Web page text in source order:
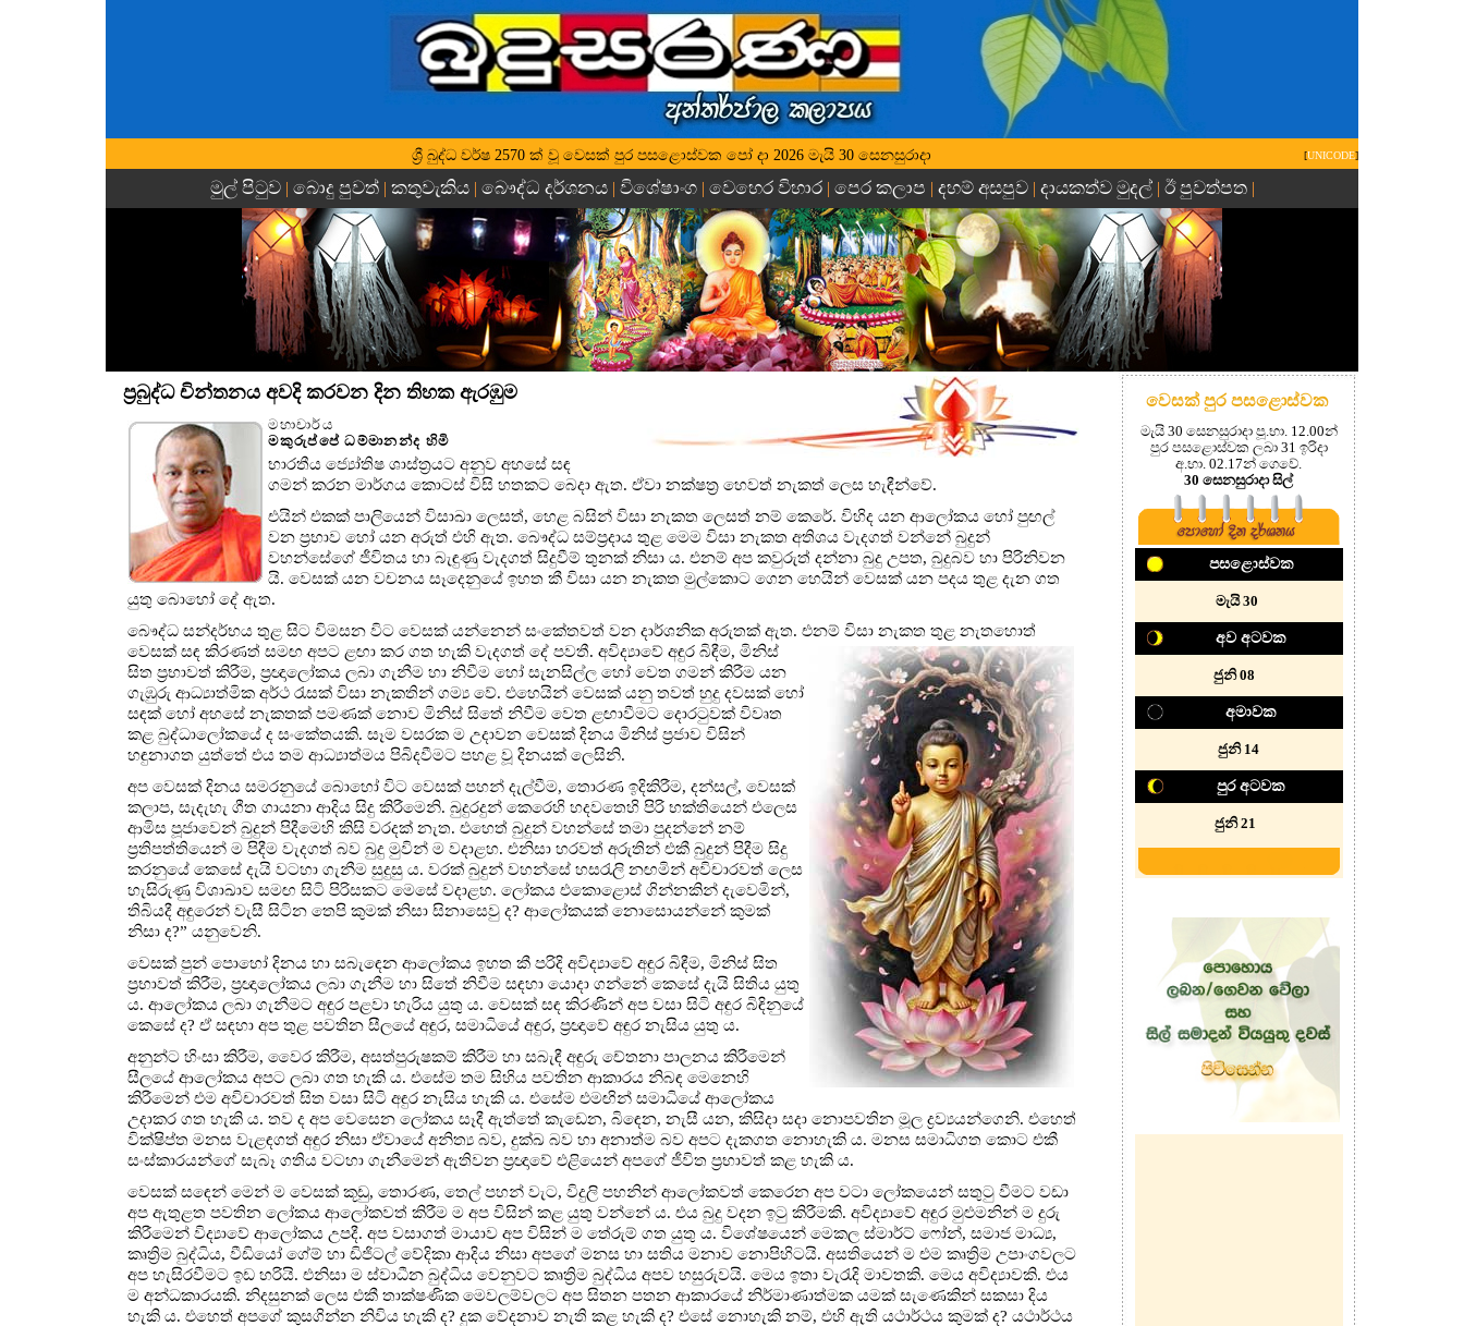
ශ්‍රී බුද්ධ වර්ෂ 2570 ක් වූ වෙසක් පුර පසළොස්වක පෝ දා 2026 මැයි 30 සෙනසුරාදා [UNICODE]
මුල් පිටුව | බොදු පුවත්| කතුවැකිය| බෞද්ධ දර්ශනය| විශේෂාංග| වෙහෙර විහාර| පෙර කලාප | දහම් අසපුව| දායකත්ව මුදල්| ඊ පුවත්පත|
ප්‍රබුද්ධ චින්තනය අවදි කරවන දින තිහක ඇරඹුම
මහාචාර්ය
මකුරුප්පේ ධම්මානන්ද හිමි
භාරතීය ජ්‍යෝතිෂ ශාස්ත්‍රයට අනුව අහසේ සඳ
ගමන් කරන මාර්ගය කොටස් විසි හතකට බෙදා ඇත. ඒවා නක්ෂත්‍ර හෙවත් නැකත් ලෙස හැඳීන්වේ.
එයින් එකක් පාලියෙන් විසාඛා ලෙසත්, හෙළ බසින් විසා නැකත ලෙසත් නම් කෙරේ. විහිද යන ආලෝකය හෝ පුඟල්
වන ප්‍රභාව හෝ යන අරුත් එහි ඇත. බෞද්ධ සම්ප්‍රදාය තුළ මෙම විසා නැකත අතිශය වැදගත් වන්නේ බුදුන්
වහන්සේගේ ජීවිතය හා බැඳුණු වැදගත් සිදුවීම් තුනක් නිසා ය. එනම් අප කවුරුත් දන්නා බුදු උපත, බුදුබව හා පිරිනිවන
යි. වෙසක් යන වචනය සෑදෙනුයේ ඉහත කී විසා යන නැකත මුල්කොට ගෙන හෙයින් වෙසක් යන පදය තුළ දැන ගත
යුතු බොහෝ දේ ඇත.
බෞද්ධ සන්දර්භය තුළ සිට විමසන විට වෙසක් යන්නෙන් සංකේතවත් වන දාර්ශනික අරුතක් ඇත. එනම් විසා නැකත තුළ නැතහොත්
වෙසක් සඳ කිරණත් සමඟ අපට ළඟා කර ගත හැකි වැදගත් දේ පවතී. අවිද්‍යාවේ අඳුර බිඳීම, මිනිස්
සිත ප්‍රභාවත් කිරීම, ප්‍රඥාලෝකය ලබා ගැනීම හා නිවීම හෝ සැනසිල්ල හෝ වෙත ගමන් කිරීම යන
ගැඹුරු ආධ්‍යාත්මික අර්ථ රැසක් විසා නැකතින් ගම්‍ය වේ. එහෙයින් වෙසක් යනු තවත් හුදු දවසක් හෝ
සඳක් හෝ අහසේ නැකතක් පමණක් නොව මිනිස් සිතේ නිවීම වෙත ළඟාවීමට දොරටුවක් විවෘත
කළ බුද්ධාලෝකයේ ද සංකේතයකි. සෑම වසරක ම උදාවන වෙසක් දිනය මිනිස් ප්‍රජාව විසින්
හඳුනාගත යුත්තේ එය තම ආධ්‍යාත්මය පිබිදවීමට පහළ වූ දිනයක් ලෙසිනි.
අප වෙසක් දිනය සමරනුයේ බොහෝ විට වෙසක් පහන් දැල්වීම, තොරණ ඉදිකිරීම, දන්සල්, වෙසක්
කලාප, සැදැහැ ගීත ගායනා ආදිය සිදු කිරීමෙනි. බුදුරදුන් කෙරෙහි හදවතෙහි පිරි භක්තියෙන් එලෙස
ආමිස පූජාවෙන් බුදුන් පිදීමෙහි කිසි වරදක් නැත. එහෙත් බුදුන් වහන්සේ තමා පුදන්නේ නම්
ප්‍රතිපත්තියෙන් ම පිදීම වැදගත් බව බුදු මුවින් ම වදාළහ. එනිසා හරවත් අරුතින් එකී බුදුන් පිදීම සිදු
කරනුයේ කෙසේ දැයි වටහා ගැනීම සුදුසු ය. වරක් බුදුන් වහන්සේ හසරැලි නඟමින් අවිචාරවත් ලෙස
හැසිරුණු විශාඛාව සමඟ සිටි පිරිසකට මෙසේ වදාළහ. ලෝකය එකොළොස් ගින්නකින් දැවෙමින්,
තිබියදී අඳුරෙන් වැසී සිටින තෙපි කුමක් නිසා සිනාසෙවු ද? ආලෝකයක් නොසොයන්නේ කුමක්
නිසා ද?” යනුවෙනි.
වෙසක් පුන් පොහෝ දිනය හා සබැඳෙන ආලෝකය ඉහත කී පරිදි අවිද්‍යාවේ අඳුර බිඳීම, මිනිස් සිත
ප්‍රභාවත් කිරීම, ප්‍රඥාලෝකය ලබා ගැනීම හා සිතේ නිවීම සඳහා යොදා ගන්නේ කෙසේ දැයි සිතිය යුතු
ය. ආලෝකය ලබා ගැනීමට අඳුර පළවා හැරිය යුතු ය. වෙසක් සඳ කිරණින් අප වසා සිටි අඳුර බිඳිනුයේ
කෙසේ ද? ඒ සඳහා අප තුළ පවතින සීලයේ අඳුර, සමාධියේ අඳුර, ප්‍රඥාවේ අඳුර නැසිය යුතු ය.
අනුන්ට හිංසා කිරීම, වෛර කිරීම, අසත්පුරුෂකම් කිරීම හා සබැඳී අඳුරු චේතනා පාලනය කිරීමෙන්
සීලයේ ආලෝකය අපට ලබා ගත හැකි ය. එසේම තම සිහිය පවතින ආකාරය නිබඳ මෙනෙහි
කිරීමෙන් එම අවිචාරවත් සිත වසා සිටි අඳුර නැසිය හැකි ය. එසේම එමඟින් සමාධියේ ආලෝකය
උදාකර ගත හැකි ය. තව ද අප වෙසෙන ලෝකය සෑදී ඇත්තේ කැඩෙන, බිඳෙන, නැසී යන, කිසිදා සදා නොපවතින මූල ද්‍රව්‍යයන්ගෙනි. එහෙත්
වික්ෂිප්ත මනස වැළඳගත් අඳුර නිසා ඒවායේ අනිත්‍ය බව, දුක්ඛ බව හා අනාත්ම බව අපට දැකගත නොහැකි ය. මනස සමාධිගත කොට එකී
සංස්කාරයන්ගේ සැබෑ ගතිය වටහා ගැනීමෙන් ඇතිවන ප්‍රඥාවේ එළියෙන් අපගේ ජීවිත ප්‍රභාවත් කළ හැකි ය.
වෙසක් සඳෙන් මෙන් ම වෙසක් කූඩු, තොරණ, තෙල් පහන් වැට, විදුලි පහනින් ආලෝකවත් කෙරෙන අප වටා ලෝකයෙන් සතුටු වීමට වඩා
අප ඇතුළත පවතින ලෝකය ආලෝකවත් කිරීම ම අප විසින් කළ යුතු වන්නේ ය. එය බුදු වදන ඉටු කිරීමකි. අවිද්‍යාවේ අඳුර මුළුමනින් ම දුරු
කිරීමෙන් විද්‍යාවේ ආලෝකය උපදී. අප වසාගත් මායාව අප විසින් ම තේරුම් ගත යුතු ය. විශේෂයෙන් මෙකල ස්මාර්ට් ෆෝන්, සමාජ මාධ්‍ය,
කෘත්‍රිම බුද්ධිය, වීඩියෝ ගේම් හා ඩිජිටල් වේදිකා ආදිය නිසා අපගේ මනස හා සතිය මනාව නොපිහිටයි. අසතියෙන් ම එම කෘත්‍රිම උපාංගවලට
අප හැසිරවීමට ඉඩ හරියි. එනිසා ම ස්වාධීන බුද්ධිය වෙනුවට කෘත්‍රිම බුද්ධිය අපව හසුරුවයි. මෙය ඉතා වැරැදි මාවතකි. මෙය අවිද්‍යාවකි. එය
ම අන්ධකාරයකි. නිදසුනක් ලෙස එකී තාක්ෂණික මෙවලම්වලට අප සිතන පතන ආකාරයේ නිර්මාණාත්මක යමක් සැණෙකින් සකසා දිය
හැකි ය. එහෙත් අපගේ කුසගින්න නිවිය හැකි ද? දුක වේදනාව නැති කළ හැකි ද? එසේ නොහැකි නම්, එහි ඇති යථාර්ථය කුමක් ද? යථාර්ථය
වෙසක් පුර පසළොස්වක
මැයි 30 සෙනසුරාදා පූ.භා. 12.00න්
පුර පසළොස්වක ලබා 31 ඉරිදා
අ.භා. 02.17න් ගෙවේ.
30 සෙනසුරාදා සිල්
පසළොස්වක
‍මැයි 30
අව අටවක
‍‍‍ජුනි 08
අමාවක
ජුනි 14
පුර අටවක
ජුනි 21